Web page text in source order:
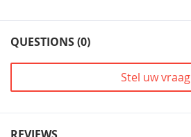
QUESTIONS (0)
Stel uw vraag